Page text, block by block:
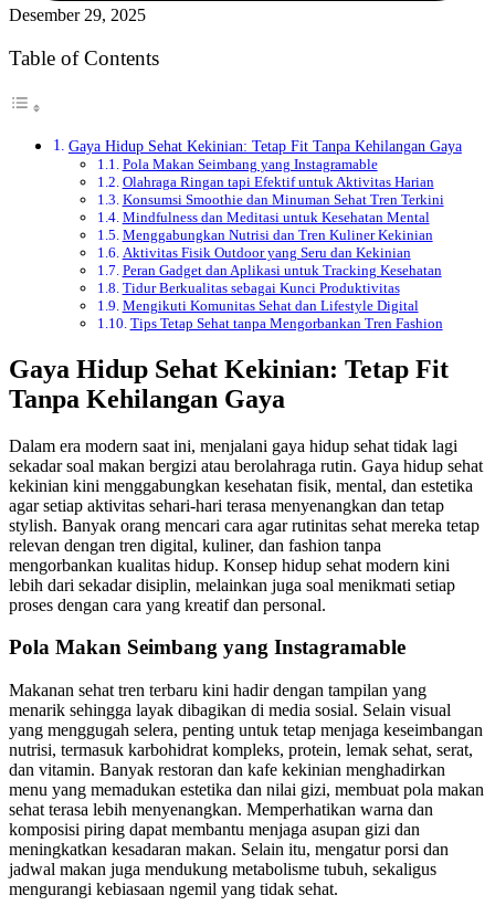
Desember 29, 2025
Table of Contents
Gaya Hidup Sehat Kekinian: Tetap Fit Tanpa Kehilangan Gaya
Pola Makan Seimbang yang Instagramable
Olahraga Ringan tapi Efektif untuk Aktivitas Harian
Konsumsi Smoothie dan Minuman Sehat Tren Terkini
Mindfulness dan Meditasi untuk Kesehatan Mental
Menggabungkan Nutrisi dan Tren Kuliner Kekinian
Aktivitas Fisik Outdoor yang Seru dan Kekinian
Peran Gadget dan Aplikasi untuk Tracking Kesehatan
Tidur Berkualitas sebagai Kunci Produktivitas
Mengikuti Komunitas Sehat dan Lifestyle Digital
Tips Tetap Sehat tanpa Mengorbankan Tren Fashion
Gaya Hidup Sehat Kekinian: Tetap Fit
Tanpa Kehilangan Gaya
Dalam era modern saat ini, menjalani gaya hidup sehat tidak lagi
sekadar soal makan bergizi atau berolahraga rutin. Gaya hidup sehat
kekinian kini menggabungkan kesehatan fisik, mental, dan estetika
agar setiap aktivitas sehari-hari terasa menyenangkan dan tetap
stylish. Banyak orang mencari cara agar rutinitas sehat mereka tetap
relevan dengan tren digital, kuliner, dan fashion tanpa
mengorbankan kualitas hidup. Konsep hidup sehat modern kini
lebih dari sekadar disiplin, melainkan juga soal menikmati setiap
proses dengan cara yang kreatif dan personal.
Pola Makan Seimbang yang Instagramable
Makanan sehat tren terbaru kini hadir dengan tampilan yang
menarik sehingga layak dibagikan di media sosial. Selain visual
yang menggugah selera, penting untuk tetap menjaga keseimbangan
nutrisi, termasuk karbohidrat kompleks, protein, lemak sehat, serat,
dan vitamin. Banyak restoran dan kafe kekinian menghadirkan
menu yang memadukan estetika dan nilai gizi, membuat pola makan
sehat terasa lebih menyenangkan. Memperhatikan warna dan
komposisi piring dapat membantu menjaga asupan gizi dan
meningkatkan kesadaran makan. Selain itu, mengatur porsi dan
jadwal makan juga mendukung metabolisme tubuh, sekaligus
mengurangi kebiasaan ngemil yang tidak sehat.